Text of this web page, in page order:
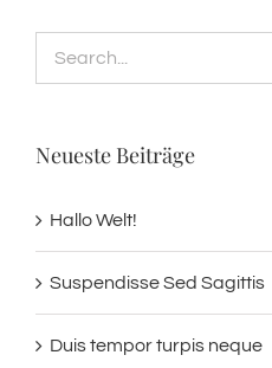
Search
for:
Neueste Beiträge
Hallo Welt!
Suspendisse Sed Sagittis
Duis tempor turpis neque